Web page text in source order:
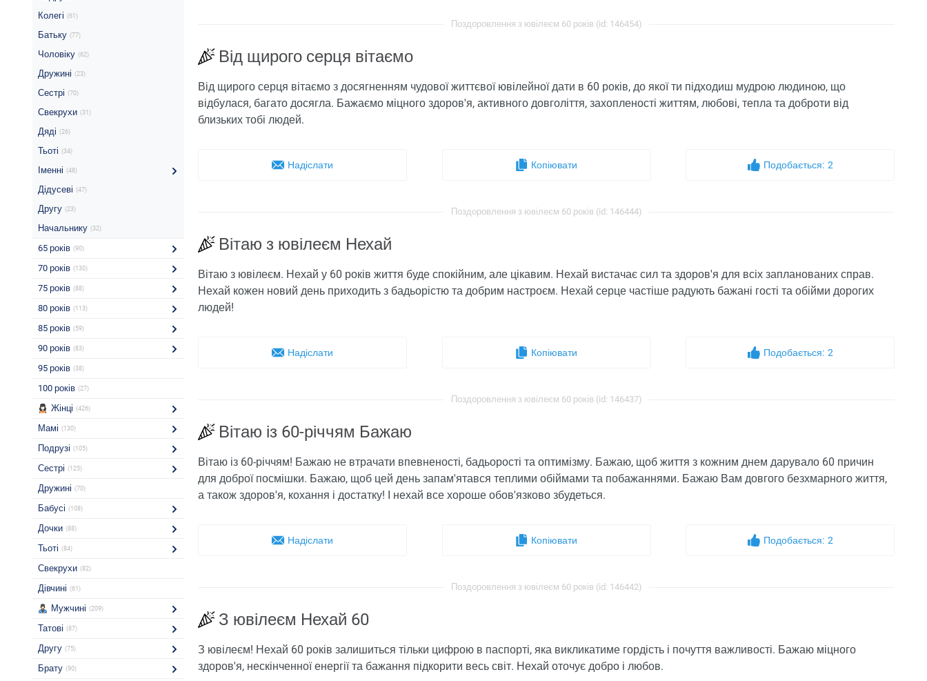
Колегі (61)
Батьку (77)
Чоловіку (62)
Дружині (23)
Сестрі (70)
Свекрухи (31)
Дяді (26)
Тьоті (34)
Іменні (48)
Дідусеві (47)
Другу (23)
Начальнику (32)
65 років (90)
70 років (130)
75 років (88)
80 років (113)
85 років (59)
90 років (83)
95 років (38)
100 років (27)
Жінці (426)
Мамі (130)
Подрузі (105)
Сестрі (125)
Дружині (70)
Бабусі (108)
Дочки (88)
Тьоті (84)
Свекрухи (82)
Дівчині (61)
Мужчині (209)
Татові (87)
Другу (75)
Брату (90)
Поздоровлення з ювілеєм 60 років (id: 146454)
Від щирого серця вітаємо
Від щирого серця вітаємо з досягненням чудової життєвої ювілейної дати в 60 років, до якої ти підходиш мудрою людиною, що
відбулася, багато досягла. Бажаємо міцного здоров'я, активного довголіття, захопленості життям, любові, тепла та доброти від
близьких тобі людей.
Надіслати Копіювати Подобається: 2
Поздоровлення з ювілеєм 60 років (id: 146444)
Вітаю з ювілеєм Нехай
Вітаю з ювілеєм. Нехай у 60 років життя буде спокійним, але цікавим. Нехай вистачає сил та здоров'я для всіх запланованих справ.
Нехай кожен новий день приходить з бадьорістю та добрим настроєм. Нехай серце частіше радують бажані гості та обійми дорогих
людей!
Надіслати Копіювати Подобається: 2
Поздоровлення з ювілеєм 60 років (id: 146437)
Вітаю із 60-річчям Бажаю
Вітаю із 60-річчям! Бажаю не втрачати впевненості, бадьорості та оптимізму. Бажаю, щоб життя з кожним днем ​​дарувало 60 причин
для доброї посмішки. Бажаю, щоб цей день запам'ятався теплими обіймами та побажаннями. Бажаю Вам довгого безхмарного життя,
а також здоров'я, кохання і достатку! І нехай все хороше обов'язково збудеться.
Надіслати Копіювати Подобається: 2
Поздоровлення з ювілеєм 60 років (id: 146442)
З ювілеєм Нехай 60
З ювілеєм! Нехай 60 років залишиться тільки цифрою в паспорті, яка викликатиме гордість і почуття важливості. Бажаю міцного
здоров'я, нескінченної енергії та бажання підкорити весь світ. Нехай оточує добро і любов.